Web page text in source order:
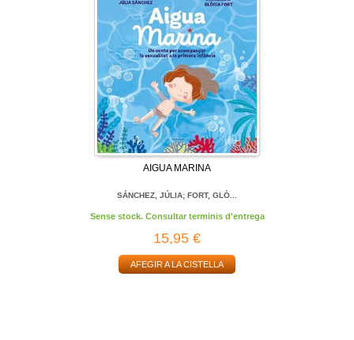
AIGUA MARINA
SÁNCHEZ, JÚLIA; FORT, GLÒ...
Sense stock. Consultar terminis d'entrega
15,95 €
AFEGIR A LA CISTELLA